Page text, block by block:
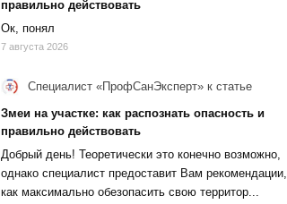
правильно действовать
Ок, понял
7 августа 2026
Специалист «ПрофСанЭксперт» к статье
Змеи на участке: как распознать опасность и
правильно действовать
Добрый день! Теоретически это конечно возможно,
однако специалист предоставит Вам рекомендации,
как максимально обезопасить свою территор...